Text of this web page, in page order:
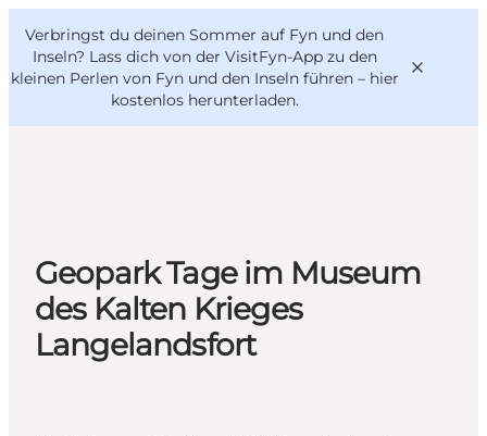
Verbringst du deinen Sommer auf Fyn und den
Inseln? Lass dich von der VisitFyn-App zu den
kleinen Perlen von Fyn und den Inseln führen – hier
kostenlos herunterladen.
Outdoor & bike
Essen & trinken
Übernachtung
VisitFyn
Deutsch
Geopark Tage im Museum
des Kalten Krieges
Langelandsfort